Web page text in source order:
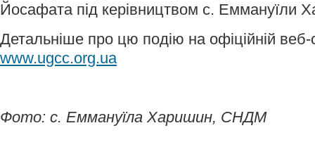
Йосафата під керівництвом с.
Детальніше про цю подію на офіційній веб-
www.ugcc.org.ua
Фото: с. Еммануїла Харишин, СНДМ